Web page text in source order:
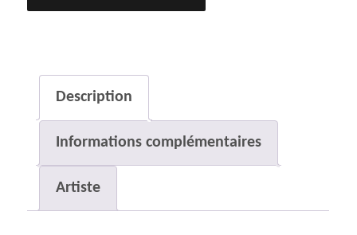
de
Description
Informations complémentaires
Artiste